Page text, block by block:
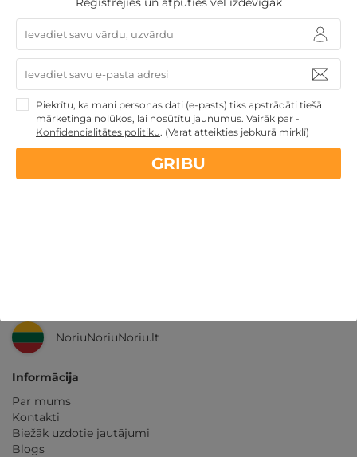
Nekādasapkalpošanas un administrācijasmaksas
14 dienunaudas atmaksas garantija
Kvalitatīva klientuapkalpošana
GribuAtpusties.lvizmēģināts
NoriuNoriuNoriu.lt
Informācija
Par mums
Kontakti
Biežāk uzdotie jautājumi
Blogs
Piekrītu, ka mani personas dati (e-pasts) tiks apstrādāti tiešā
mārketinga nolūkos, lai nosūtītu jaunumus. Vairāk par -
Konfidencialitātes politiku. (Varat atteikties jebkurā mirklī)
GRIBU